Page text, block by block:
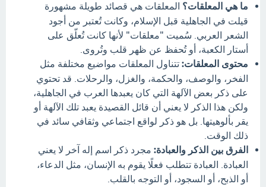
ما هي المعلقات؟ المعلقات هي قصائد طويلة مشهورة
قيلت في الجاهلية قبل الإسلام، وكانت تُعتبر من أجود
الشعر العربي. سُميت "معلقات" لأنها كانت تُعلّق على
أستار الكعبة، أو تُحفظ عن ظهر قلب وتُروى.
محتوى المعلقات: تتناول المعلقات مواضيع مختلفة مثل
الفخر، والوصف، والحكمة، والغزل، والرحلات. قد تحتوي
على ذكر بعض الآلهة التي كان يعبدها العرب في الجاهلية،
ولكن هذا الذكر لا يعني أن قائل القصيدة يعبد تلك الآلهة أو
يقر بألوهيتها. بل هو ذكر لواقع اجتماعي وثقافي سائد في
ذلك الوقت.
الفرق بين الذكر والعبادة: مجرد ذكر اسم إله آخر لا يعني
العبادة. العبادة تتطلب فعلًا يقوم به الإنسان، مثل الدعاء،
أو الذبح، أو السجود، أو التوجه بالقلب.